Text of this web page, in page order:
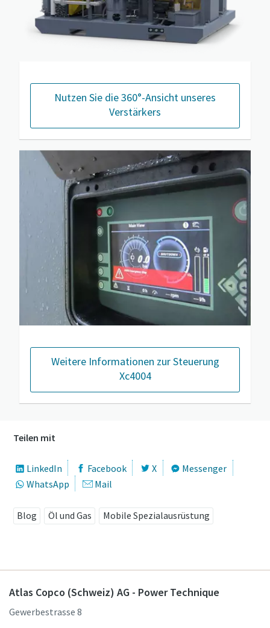
Nutzen Sie die 360°-Ansicht unseres
Verstärkers
Weitere Informationen zur Steuerung
Xc4004
Teilen mit
LinkedIn Facebook X
Messenger
WhatsApp
Mail
Blog Öl und Gas Mobile Spezialausrüstung
Atlas Copco (Schweiz) AG - Power Technique
Gewerbestrasse 8